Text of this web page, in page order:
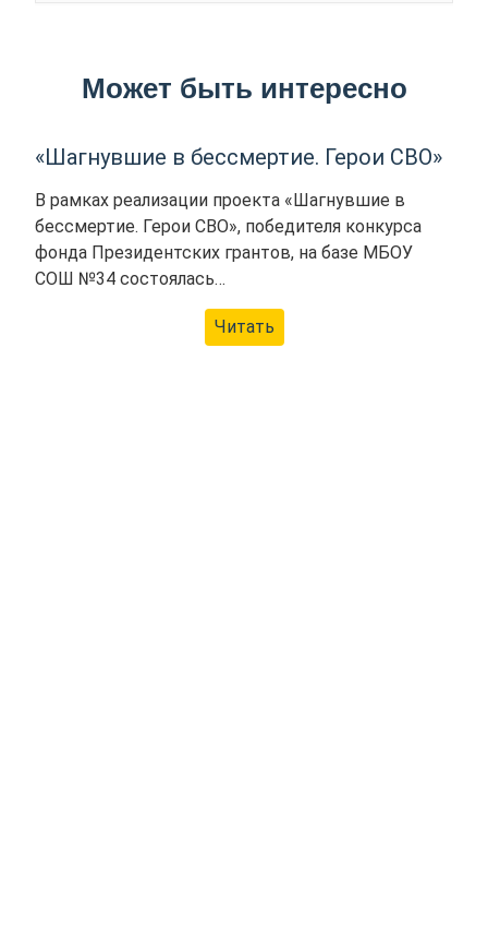
Может быть интересно
«Шагнувшие в бессмертие. Герои СВО»
В рамках реализации проекта «Шагнувшие в
бессмертие. Герои СВО», победителя конкурса
фонда Президентских грантов, на базе МБОУ
СОШ №34 состоялась…
Читать